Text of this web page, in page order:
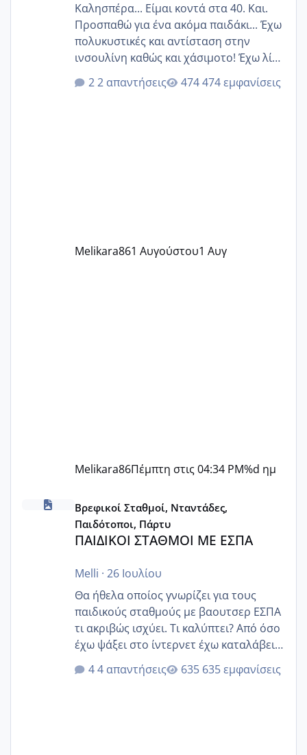
Καλησπέρα... Είμαι κοντά στα 40. Και.
Προσπαθώ για ένα ακόμα παιδάκι... Έχω
πολυκυστικές και αντίσταση στην
ινσουλίνη καθώς και χάσιμοτο! Έχω λίγα
κιλά παραπάνω και όσο κ αν προσπαθώ
δεν χάνω εύκολα! Προσπαθώ για ακόμη
2 απαντήσεις 474 εμφανίσεις
Melikara861 Αυγούστου1 Αυγ
Melikara86Πέμπτη στις 04:34 PM%d ημ
ΠΑΙΔΙΚΟΙ ΣΤΑΘΜΟΙ ΜΕ ΕΣΠΑ
Βρεφικοί Σταθμοί, Νταντάδες,
Παιδότοποι, Πάρτυ
ΠΑΙΔΙΚΟΙ ΣΤΑΘΜΟΙ ΜΕ ΕΣΠΑ
Melli · 26 Ιουλίου
Θα ήθελα οποίος γνωρίζει για τους
παιδικούς σταθμούς με βαουτσερ ΕΣΠΑ
τι ακριβώς ισχύει. Τι καλύπτει? Από όσο
έχω ψάξει στο ίντερνετ έχω καταλάβει
ότι το βαουτσερ καλύπτει όλα τα
δίδακτρα και τα τροφεια του ιδιωτικού
4 απαντήσεις 635 εμφανίσεις